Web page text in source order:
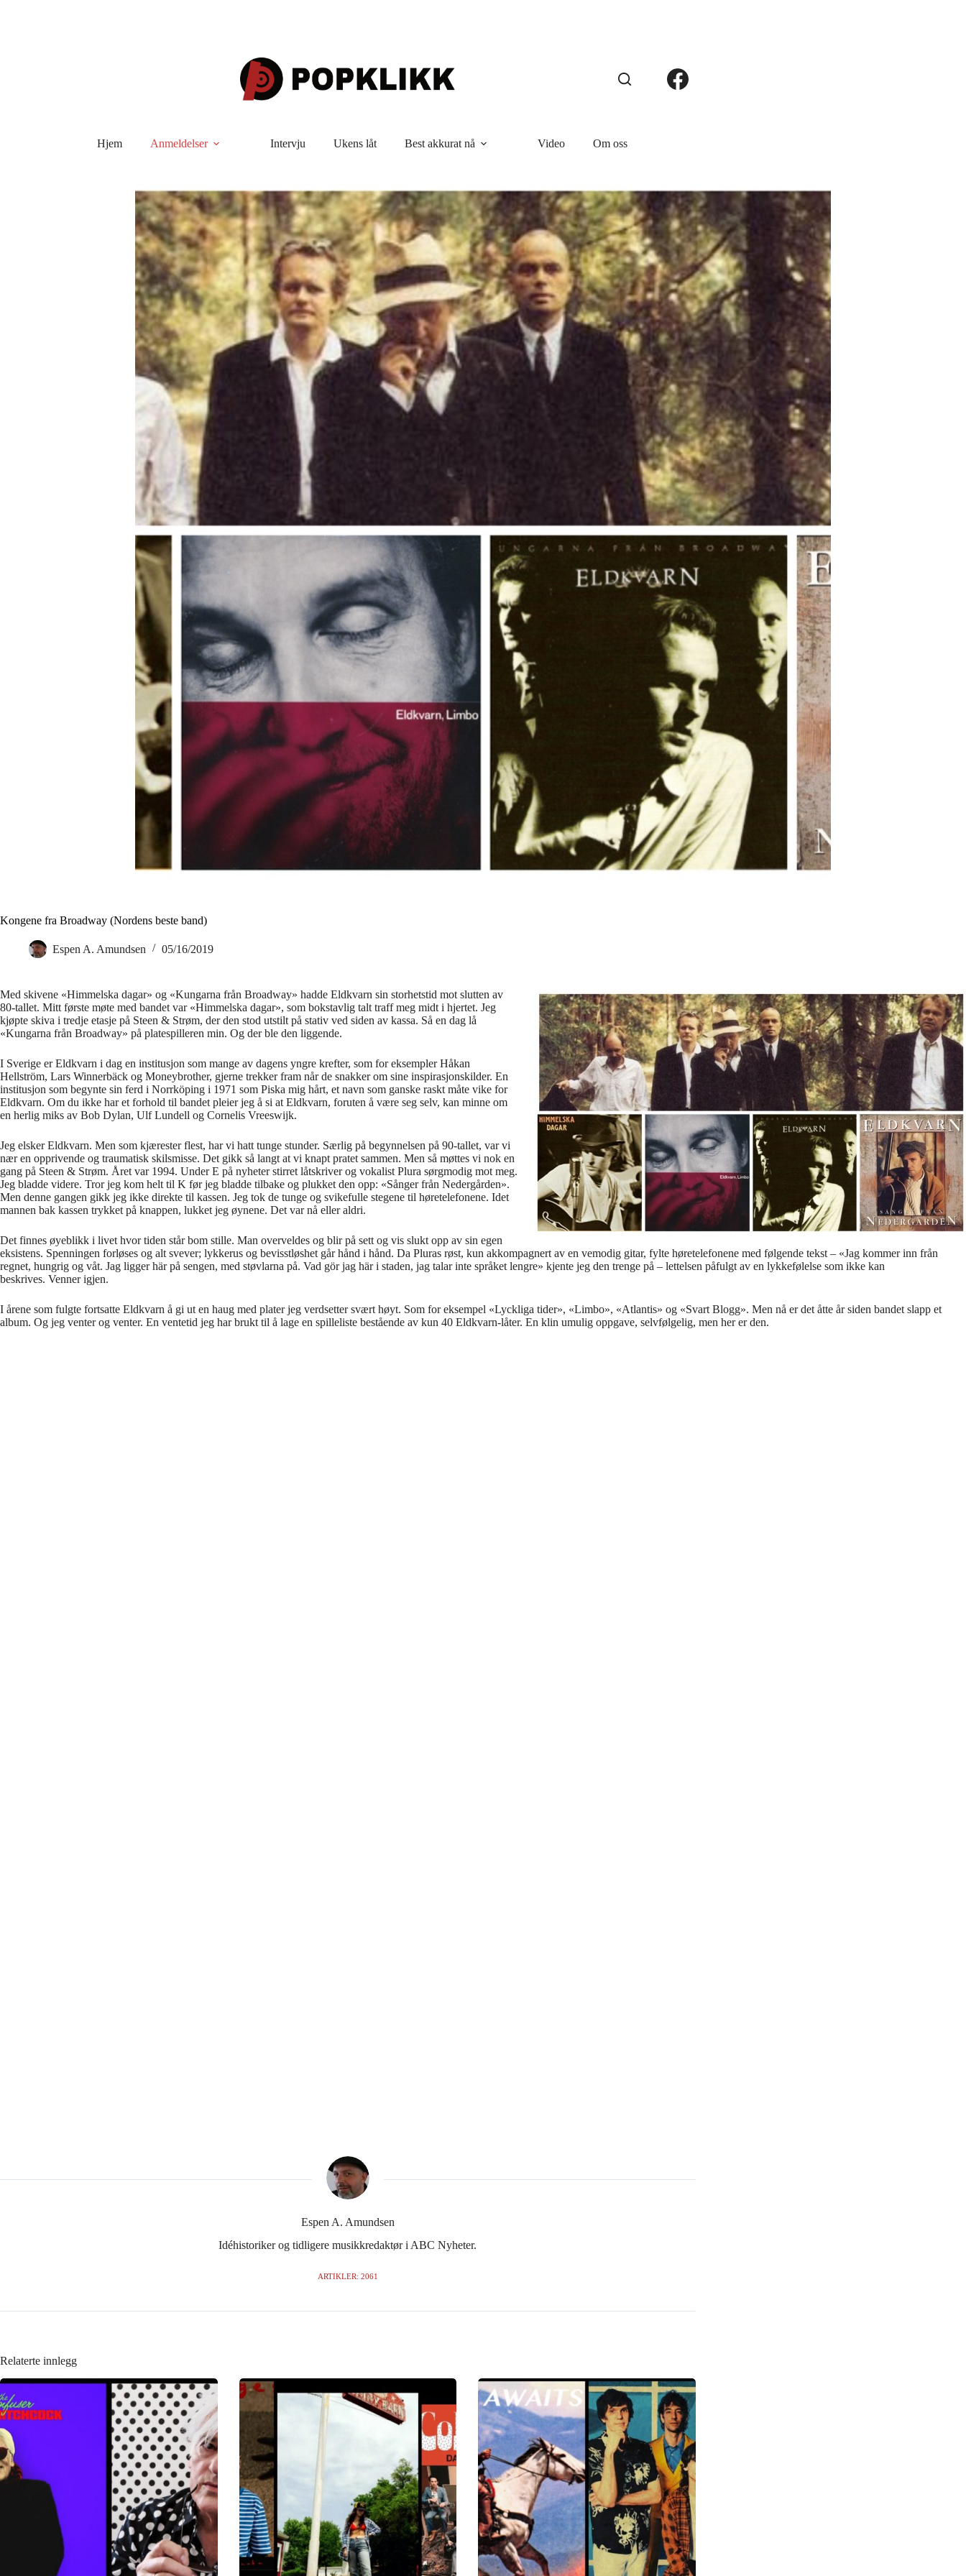
Hjem Anmeldelser Intervju Ukens låt Best akkurat nå Video Om oss
Kongene fra Broadway (Nordens beste band)
Espen A. Amundsen 05/16/2019
Med skivene «Himmelska dagar» og «Kungarna från Broadway» hadde Eldkvarn sin storhetstid mot slutten av
80-tallet. Mitt første møte med bandet var «Himmelska dagar», som bokstavlig talt traff meg midt i hjertet. Jeg
kjøpte skiva i tredje etasje på Steen & Strøm, der den stod utstilt på stativ ved siden av kassa. Så en dag lå
«Kungarna från Broadway» på platespilleren min. Og der ble den liggende.
I Sverige er Eldkvarn i dag en institusjon som mange av dagens yngre krefter, som for eksempler Håkan
Hellström, Lars Winnerbäck og Moneybrother, gjerne trekker fram når de snakker om sine inspirasjonskilder. En
institusjon som begynte sin ferd i Norrköping i 1971 som Piska mig hårt, et navn som ganske raskt måte vike for
Eldkvarn. Om du ikke har et forhold til bandet pleier jeg å si at Eldkvarn, foruten å være seg selv, kan minne om
en herlig miks av Bob Dylan, Ulf Lundell og Cornelis Vreeswijk.
Jeg elsker Eldkvarn. Men som kjærester flest, har vi hatt tunge stunder. Særlig på begynnelsen på 90-tallet, var vi
nær en opprivende og traumatisk skilsmisse. Det gikk så langt at vi knapt pratet sammen. Men så møttes vi nok en
gang på Steen & Strøm. Året var 1994. Under E på nyheter stirret låtskriver og vokalist Plura sørgmodig mot meg.
Jeg bladde videre. Tror jeg kom helt til K før jeg bladde tilbake og plukket den opp: «Sånger från Nedergården».
Men denne gangen gikk jeg ikke direkte til kassen. Jeg tok de tunge og svikefulle stegene til høretelefonene. Idet
mannen bak kassen trykket på knappen, lukket jeg øynene. Det var nå eller aldri.
Det finnes øyeblikk i livet hvor tiden står bom stille. Man overveldes og blir på sett og vis slukt opp av sin egen
eksistens. Spenningen forløses og alt svever; lykkerus og bevisstløshet går hånd i hånd. Da Pluras røst, kun akkompagnert av en vemodig gitar, fylte høretelefonene med følgende tekst – «Jag kommer inn från
regnet, hungrig og våt. Jag ligger här på sengen, med støvlarna på. Vad gör jag här i staden, jag talar inte språket lengre» kjente jeg den trenge på – lettelsen påfulgt av en lykkefølelse som ikke kan
beskrives. Venner igjen.
I årene som fulgte fortsatte Eldkvarn å gi ut en haug med plater jeg verdsetter svært høyt. Som for eksempel «Lyckliga tider», «Limbo», «Atlantis» og «Svart Blogg». Men nå er det åtte år siden bandet slapp et
album. Og jeg venter og venter. En ventetid jeg har brukt til å lage en spilleliste bestående av kun 40 Eldkvarn-låter. En klin umulig oppgave, selvfølgelig, men her er den.
Espen A. Amundsen
Idéhistoriker og tidligere musikkredaktør i ABC Nyheter.
ARTIKLER: 2061
Relaterte innlegg